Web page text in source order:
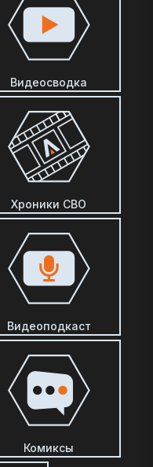
Видеосводка
Хроники СВО
Видеоподкаст
Комиксы